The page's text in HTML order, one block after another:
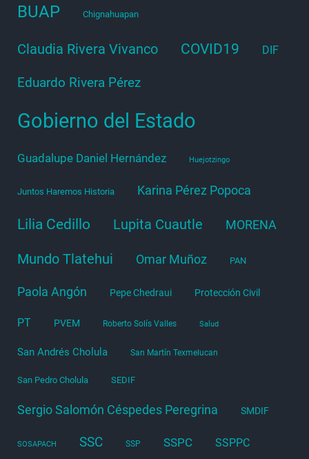
BUAP Chignahuapan
Claudia Rivera Vivanco COVID19 DIF
Eduardo Rivera Pérez
Gobierno del Estado
Guadalupe Daniel Hernández Huejotzingo
Juntos Haremos Historia Karina Pérez Popoca
Lilia Cedillo Lupita Cuautle MORENA
Mundo Tlatehui Omar Muñoz PAN
Paola Angón Pepe Chedraui Protección Civil
PT PVEM Roberto Solís Valles Salud
San Andrés Cholula San Martín Texmelucan
San Pedro Cholula SEDIF
Sergio Salomón Céspedes Peregrina SMDIF
SOSAPACH SSC SSP SSPC SSPPC